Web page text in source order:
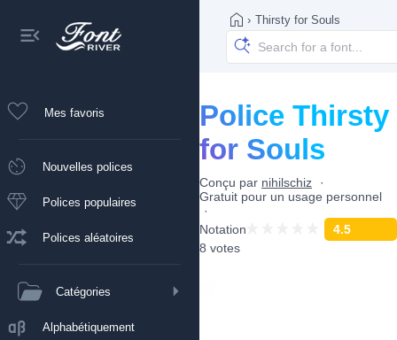
Mes favoris
Nouvelles polices
Polices populaires
Polices aléatoires
Catégories
Alphabétiquement
› Thirsty for Souls
Police Thirsty
for Souls
Conçu par nihilschiz
Gratuit pour un usage personnel
Notation
4.5
8 votes